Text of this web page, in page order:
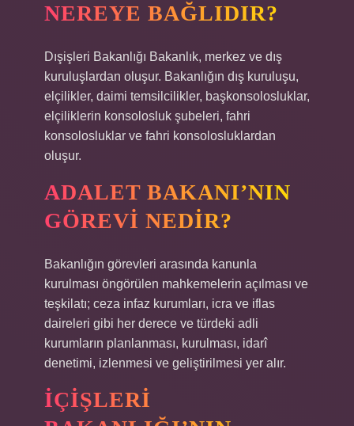
NEREYE BAĞLIDIR?
Dışişleri Bakanlığı Bakanlık, merkez ve dış
kuruluşlardan oluşur. Bakanlığın dış kuruluşu,
elçilikler, daimi temsilcilikler, başkonsolosluklar,
elçiliklerin konsolosluk şubeleri, fahri
konsolosluklar ve fahri konsolosluklardan
oluşur.
ADALET BAKANI’NIN
GÖREVI NEDIR?
Bakanlığın görevleri arasında kanunla
kurulması öngörülen mahkemelerin açılması ve
teşkilatı; ceza infaz kurumları, icra ve iflas
daireleri gibi her derece ve türdeki adli
kurumların planlanması, kurulması, idarî
denetimi, izlenmesi ve geliştirilmesi yer alır.
İÇIŞLERI